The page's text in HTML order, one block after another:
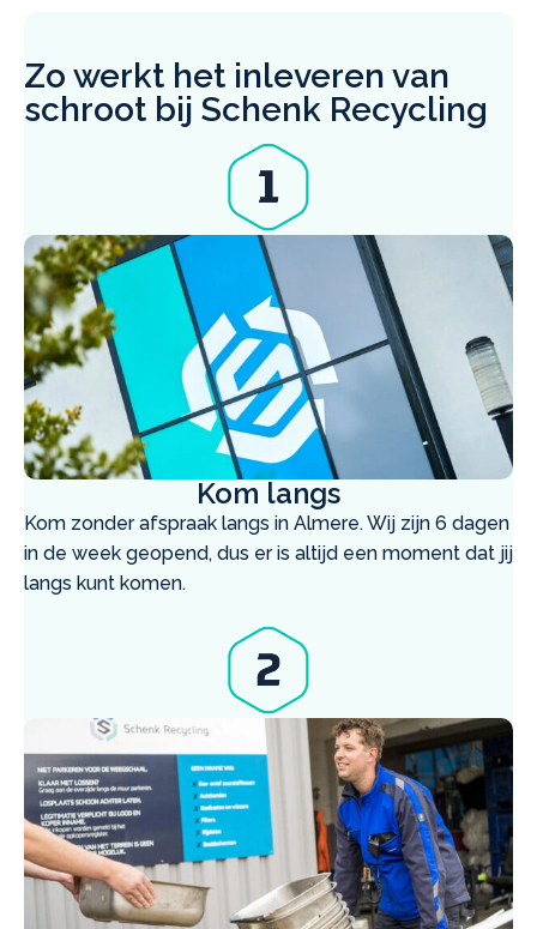
Zo werkt het inleveren van
schroot bij Schenk Recycling
Kom langs
Kom zonder afspraak langs in Almere. Wij zijn 6 dagen
in de week geopend, dus er is altijd een moment dat jij
langs kunt komen.